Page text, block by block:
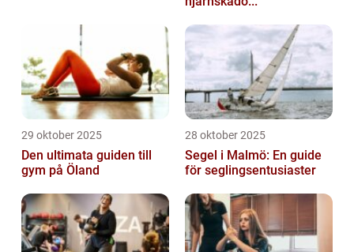
29 oktober 2025
Den ultimata guiden till
gym på Öland
28 oktober 2025
Segel i Malmö: En guide
för seglingsentusiaster